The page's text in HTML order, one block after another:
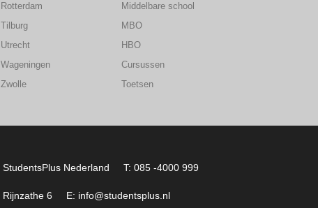
Rotterdam
Tilburg
Utrecht
Wageningen
Zwolle
Middelbare school
MBO
HBO
Cursussen
Toetsen
StudentsPlus Nederland T: 085 -4000 999
Rijnzathe 6 E: info@studentsplus.nl